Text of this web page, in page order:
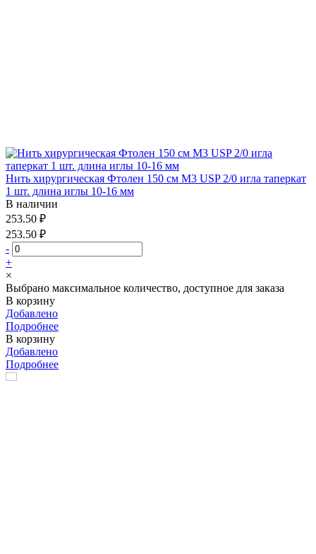
Нить хирургическая Фтолен 150 см М3 USP 2/0 игла таперкат
1 шт. длина иглы 10-16 мм
В наличии
253.50 ₽
253.50 ₽
-
+
×
Выбрано максимальное количество, доступное для заказа
В корзину
Добавлено
Подробнее
В корзину
Добавлено
Подробнее